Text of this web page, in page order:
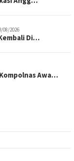
08/2026
Di…
Awa…